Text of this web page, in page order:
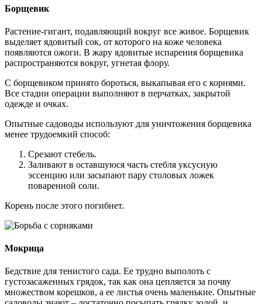
Борщевик
Растение-гигант, подавляющий вокруг все живое. Борщевик
выделяет ядовитый сок, от которого на коже человека
появляются ожоги. В жару ядовитые испарения борщевика
распространяются вокруг, угнетая флору.
С борщевиком принято бороться, выкапывая его с корнями.
Все стадии операции выполняют в перчатках, закрытой
одежде и очках.
Опытные садоводы используют для уничтожения борщевика
менее трудоемкий способ:
Срезают стебель.
Заливают в оставшуюся часть стебля уксусную
эссенцию или засыпают пару столовых ложек
поваренной соли.
Корень после этого погибнет.
Мокрица
Бедствие для тенистого сада. Ее трудно выполоть с
густозасаженных грядок, так как она цепляется за почву
множеством корешков, а ее листья очень маленькие. Опытные